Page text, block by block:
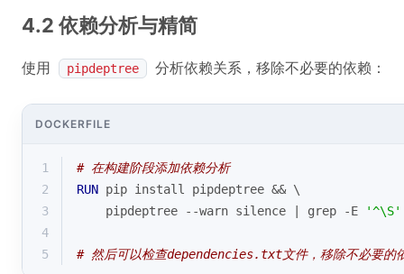
4.2 依赖分析与精简
使用 pipdeptree 分析依赖关系，移除不必要的依赖：
DOCKERFILE
1
# 在构建阶段添加依赖分析
2
RUN pip install pipdeptree && \
3
    pipdeptree --warn silence | grep -E
'^\S'
4
5
# 然后可以检查dependencies.txt文件，移除不必要的